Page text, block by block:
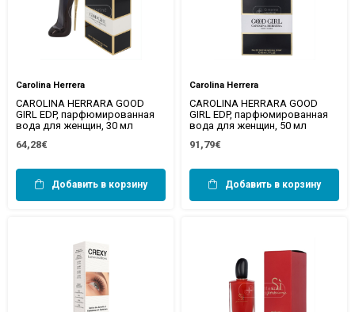
Carolina Herrera
CAROLINA HERRARA GOOD
GIRL EDP, парфюмированная
вода для женщин, 30 мл
64,28€
Добавить в корзину
Carolina Herrera
CAROLINA HERRARA GOOD
GIRL EDP, парфюмированная
вода для женщин, 50 мл
91,79€
Добавить в корзину